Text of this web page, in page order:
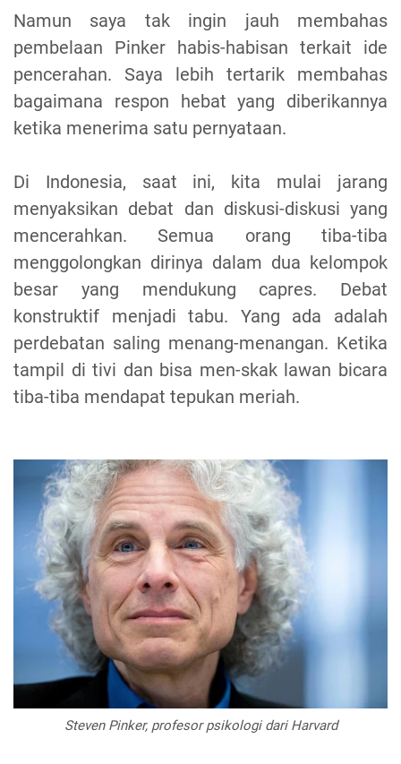
Namun saya tak ingin jauh membahas
pembelaan Pinker habis-habisan terkait ide
pencerahan. Saya lebih tertarik membahas
bagaimana respon hebat yang diberikannya
ketika menerima satu pernyataan.
Di Indonesia, saat ini, kita mulai jarang
menyaksikan debat dan diskusi-diskusi yang
mencerahkan. Semua orang tiba-tiba
menggolongkan dirinya dalam dua kelompok
besar yang mendukung capres. Debat
konstruktif menjadi tabu. Yang ada adalah
perdebatan saling menang-menangan. Ketika
tampil di tivi dan bisa men-skak lawan bicara
tiba-tiba mendapat tepukan meriah.
Steven Pinker, profesor psikologi dari Harvard